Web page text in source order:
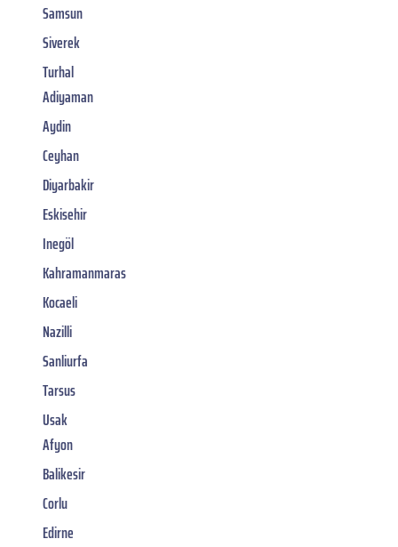
Samsun
Siverek
Turhal
Adiyaman
Aydin
Ceyhan
Diyarbakir
Eskisehir
Inegöl
Kahramanmaras
Kocaeli
Nazilli
Sanliurfa
Tarsus
Usak
Afyon
Balikesir
Corlu
Edirne